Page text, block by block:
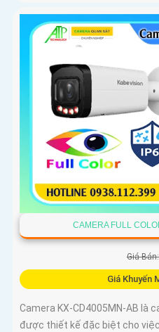
CAMERA FULL
Giá
Giá Khuyến
Camera KX-CD4005MN-AB là
được thiết kế đặc biệt cho